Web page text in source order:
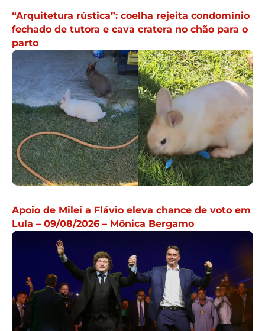
“Arquitetura rústica”: coelha rejeita condomínio
fechado de tutora e cava cratera no chão para o
parto
Apoio de Milei a Flávio eleva chance de voto em
Lula – 09/08/2026 – Mônica Bergamo